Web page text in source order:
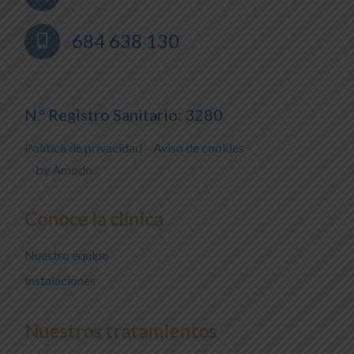
684 638 130
N.º Registro Sanitario: 3280
Política de privacidad
Aviso de cookies
by Amodo
Conoce la clínica
Nuestro equipo
Instalaciones
Nuestros tratamientos